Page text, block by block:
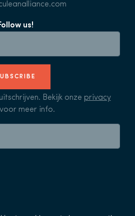
us!
Bekijk onze privacy
voor meer info.